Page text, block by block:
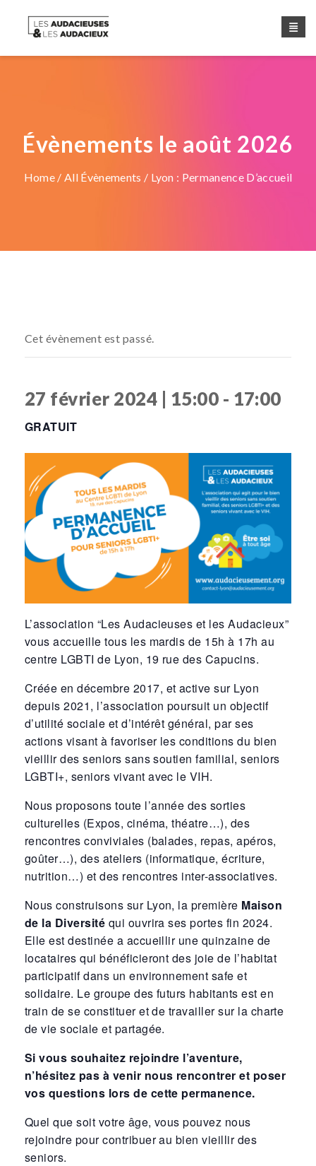
Évènements le août 2026
Home /All Évènements / Lyon : Permanence D’accueil
Cet évènement est passé.
27 février 2024 | 15:00 - 17:00
GRATUIT
L’association “Les Audacieuses et les Audacieux”
vous accueille tous les mardis de 15h à 17h au
centre LGBTI de Lyon, 19 rue des Capucins.
Créée en décembre 2017, et active sur Lyon
depuis 2021, l’association poursuit un objectif
d’utilité sociale et d’intérêt général, par ses
actions visant à favoriser les conditions du bien
vieillir des seniors sans soutien familial, seniors
LGBTI+, seniors vivant avec le VIH.
Nous proposons toute l’année des sorties
culturelles (Expos, cinéma, théatre…), des
rencontres conviviales (balades, repas, apéros,
goûter…), des ateliers (informatique, écriture,
nutrition…) et des rencontres inter-associatives.
Nous construisons sur Lyon, la première Maison
de la Diversité qui ouvrira ses portes fin 2024.
Elle est destinée a accueillir une quinzaine de
locataires qui bénéficieront des joie de l’habitat
participatif dans un environnement safe et
solidaire. Le groupe des futurs habitants est en
train de se constituer et de travailler sur la charte
de vie sociale et partagée.
Si vous souhaitez rejoindre l’aventure,
n’hésitez pas à venir nous rencontrer et poser
vos questions lors de cette permanence.
Quel que soit votre âge, vous pouvez nous
rejoindre pour contribuer au bien vieillir des
seniors.